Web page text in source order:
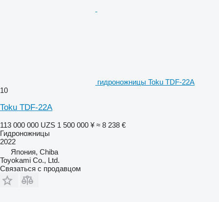
гидроножницы Toku TDF-22A
10
Toku TDF-22A
113 000 000 UZS 1 500 000 ¥ ≈ 8 238 €
Гидроножницы
2022
Япония, Chiba
Toyokami Co., Ltd.
Связаться с продавцом